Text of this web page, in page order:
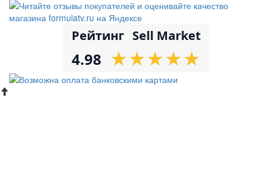
Рейтинг Sell Market
4.98 ★
★★
★★
★★
★★
★